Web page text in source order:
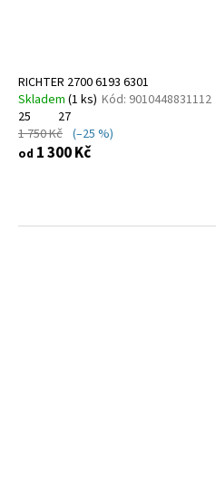
RICHTER 2700 6193 6301
Skladem (1 ks) Kód: 9010448831112
25
27
1 750 Kč (–25 %)
od 1 300 Kč